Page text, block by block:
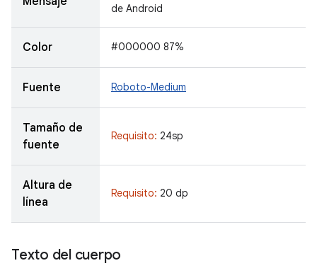
de Android
Color #000000 87%
Fuente Roboto-Medium
Tamaño de
fuente
Requisito: 24sp
Altura de
línea
Requisito: 20 dp
Texto del cuerpo